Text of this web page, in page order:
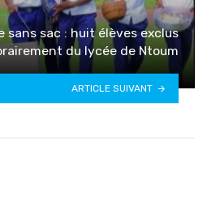
sac : huit élèves exclus
du lycée de Ntoum
ARTICLE SUIVANT